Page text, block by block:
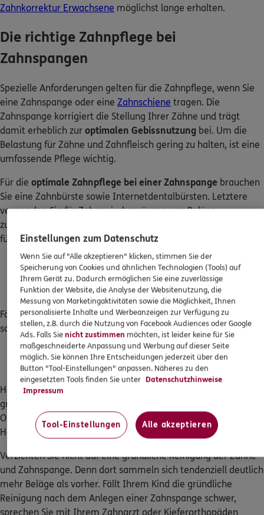
Zahnkorrektur Erwachsene möglichst lange erhalten.
Die richtige Zahnpflege bei
Zahnspangen
Spezielle Anforderungen gelten für die Zahnpflege, wenn Sie
eine Zahnspange oder eine Zahnschiene tragen. Die
Zahnspange korrigiert die Stellung Ihrer Zähne und trägt
damit erheblich zur optimalen Gebissnutzung bei. Um die
Belastung für Zähne und Zahnfleisch gering zu halten, ist eine
umfassende Pflege wichtig.
Für die optimale Zahnpflege bei einer Zahnspange brauchen
Sie eine Zahnbürste sowie Internetdentalbürsten. Letztere
verwenden Sie für Zahnzwischenräume, um Beläge
zuverlässig zu lösen. Weiterhin nutzen Sie Interdentalbürsten
für die Reinigung der Zahnspange:
Für den Zahnspangendraht
Unter den Brackets
Für die Bügel
Fällt Ihnen dieSäuberung mit den Interdentalbürsten
schwer, bieten sich folgende Hilfsmittel an:
Einbüschelzahnbürsten
Zahnseide
Herausnehmbare Zahnspangen spülen Sie regelmäßig
gründlich ab. Verwenden Sie dafür lauwarmes Wasser.
Oberflächen der Zahnspangen reinigen Sie leicht mit einer
Handzahnbürste.
Verzichten Sie nicht auf eine gründliche Reinigung der Zähne
und Zahnspange. Denn dort sammeln sich tendenziell deutlich
mehr Beläge als vorher. Fällt Ihrem Kind die gründliche
Reinigung nach dem Anlegen einer Zahnspange schwer,
sprechen Sie mit Ihrem Zahnarzt oder Kieferorthopäden
Einstellungen zum Datenschutz
Wenn Sie auf "Alle akzeptieren" klicken, stimmen Sie der
Speicherung von Cookies und ähnlichen Technologien (Tools) auf
Ihrem Gerät zu. Dadurch ermöglichen Sie eine zuverlässige
Funktion der Website, die Analyse der Websitenutzung, die
Messung von Marketingaktivitäten sowie die Möglichkeit, Ihnen
personalisierte Inhalte und Werbeanzeigen zur Verfügung zu
stellen, z.B. durch die Nutzung von Facebook Audiences oder Google
Ads. Falls Sienicht zustimmen möchten, ist leider keine für Sie
maßgeschneiderte Anpassung und Werbung auf dieser Seite
möglich. Sie können Ihre Entscheidungen jederzeit über den
Button "Tool-Einstellungen" anpassen. Näheres zu den
eingesetzten Tools finden Sie unter Datenschutzhinweise
Impressum
Tool-Einstellungen Alle akzeptieren